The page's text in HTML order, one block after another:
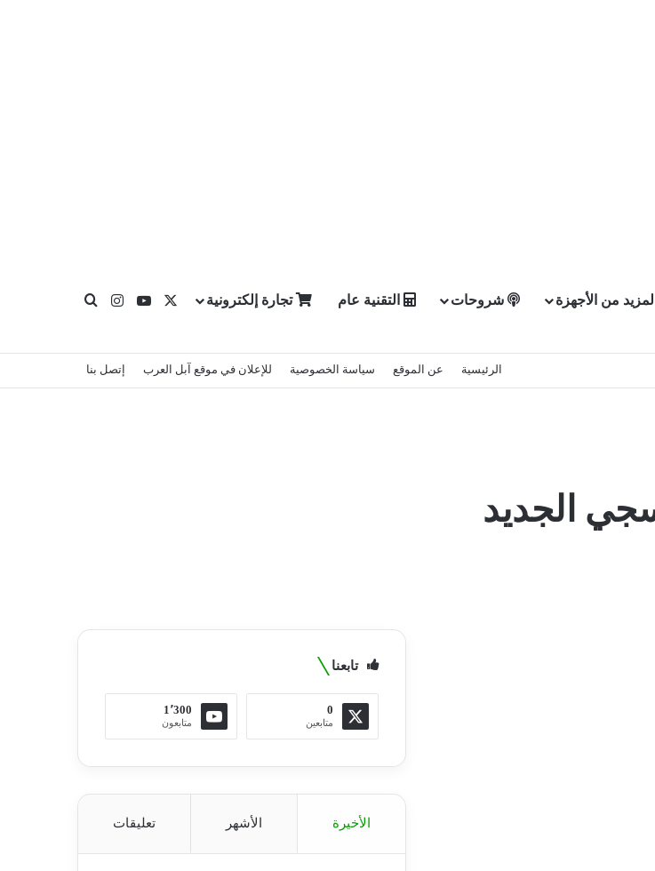
المزيد من الأجهزة شروحات التقنية عام تجارة إلكترونية يوتيوبانستقرامبحث عن
الرئيسية عن الموقع سياسة الخصوصية للإعلان في موقع آبل العرب إتصل بنا
تابعنا
0
متابعين
1٬300
متابعون
الأخيرة الأشهر تعليقات